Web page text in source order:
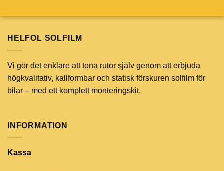
HELFOL SOLFILM
Vi gör det enklare att tona rutor själv genom att erbjuda
högkvalitativ, kallformbar och statisk förskuren solfilm för
bilar – med ett komplett monteringskit.
INFORMATION
Kassa